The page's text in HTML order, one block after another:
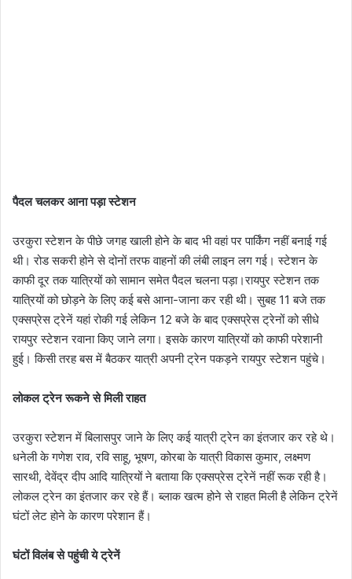
पैदल चलकर आना पड़ा स्टेशन
उरकुरा स्टेशन के पीछे जगह खाली होने के बाद भी वहां पर पार्किंग नहीं बनाई गई
थी। रोड सकरी होने से दोनों तरफ वाहनों की लंबी लाइन लग गई। स्टेशन के
काफी दूर तक यात्रियों को सामान समेत पैदल चलना पड़ा।रायपुर स्टेशन तक
यात्रियों को छोड़ने के लिए कई बसे आना-जाना कर रही थी। सुबह 11 बजे तक
एक्सप्रेस ट्रेनें यहां रोकी गई लेकिन 12 बजे के बाद एक्सप्रेस ट्रेनों को सीधे
रायपुर स्टेशन रवाना किए जाने लगा। इसके कारण यात्रियों को काफी परेशानी
हुई। किसी तरह बस में बैठकर यात्री अपनी ट्रेन पकड़ने रायपुर स्टेशन पहुंचे।
लोकल ट्रेन रूकने से मिली राहत
उरकुरा स्टेशन में बिलासपुर जाने के लिए कई यात्री ट्रेन का इंतजार कर रहे थे।
धनेली के गणेश राव, रवि साहू, भूषण, कोरबा के यात्री विकास कुमार, लक्ष्मण
सारथी, देवेंद्र दीप आदि यात्रियों ने बताया कि एक्सप्रेस ट्रेनें नहीं रूक रही है।
लोकल ट्रेन का इंतजार कर रहे हैं। ब्लाक खत्म होने से राहत मिली है लेकिन ट्रेनें
घंटों लेट होने के कारण परेशान हैं।
घंटों विलंब से पहुंची ये ट्रेनें